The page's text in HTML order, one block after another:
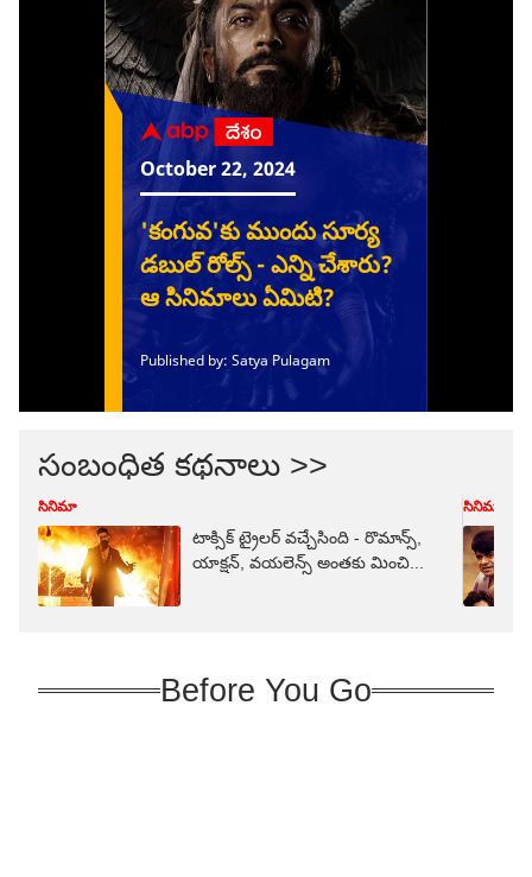
సంబంధిత కథనాలు >>
సినిమా
టాక్సిక్ ట్రైలర్ వచ్చేసింది - రొమాన్స్,
యాక్షన్, వయలెన్స్ అంతకు మించి...
సినిమా
Before You Go